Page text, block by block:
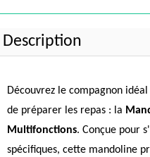
Description
Découvrez le compagnon
de préparer les repas : la
Multifonctions. Conçue pour
spécifiques, cette mandoline